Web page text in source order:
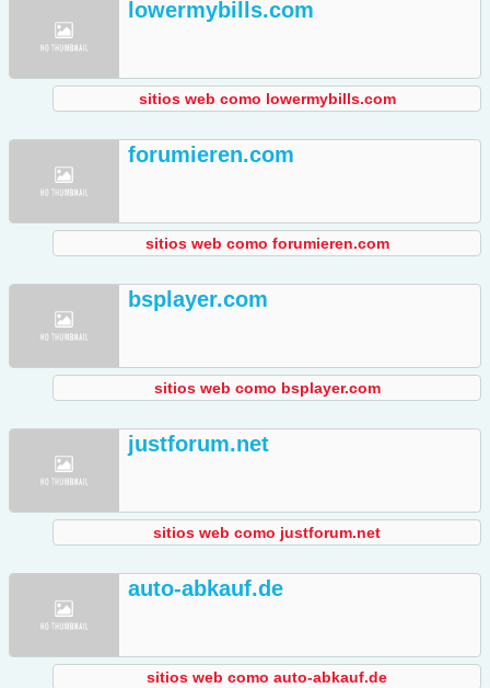
lowermybills.com
sitios web como lowermybills.com
forumieren.com
sitios web como forumieren.com
bsplayer.com
sitios web como bsplayer.com
justforum.net
sitios web como justforum.net
auto-abkauf.de
sitios web como auto-abkauf.de